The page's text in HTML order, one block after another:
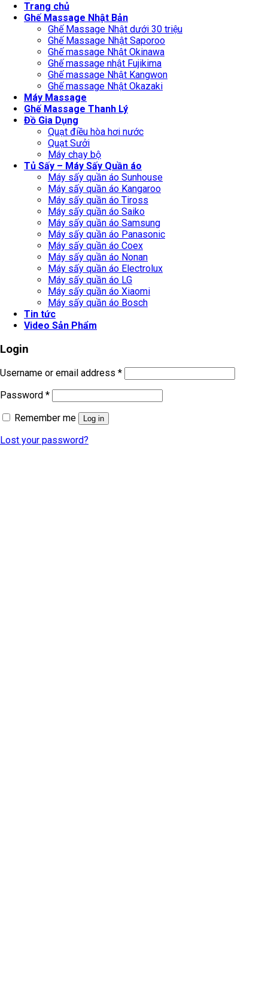
Trang chủ
Ghế Massage Nhật Bản
Ghế Massage Nhật dưới 30 triệu
Ghế Massage Nhật Saporoo
Ghế massage Nhật Okinawa
Ghế massage nhật Fujikima
Ghế massage Nhật Kangwon
Ghế massage Nhật Okazaki
Máy Massage
Ghế Massage Thanh Lý
Đồ Gia Dụng
Quạt điều hòa hơi nước
Quạt Sưởi
Máy chạy bộ
Tủ Sấy – Máy Sấy Quần áo
Máy sấy quần áo Sunhouse
Máy sấy quần áo Kangaroo
Máy sấy quần áo Tiross
Máy sấy quần áo Saiko
Máy sấy quần áo Samsung
Máy sấy quần áo Panasonic
Máy sấy quần áo Coex
Máy sấy quần áo Nonan
Máy sấy quần áo Electrolux
Máy sấy quần áo LG
Máy sấy quần áo Xiaomi
Máy sấy quần áo Bosch
Tin tức
Video Sản Phẩm
Login
Username or email address *
Password *
Remember me
Log in
Lost your password?